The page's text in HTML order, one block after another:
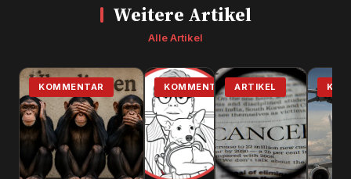
Weitere Artikel
Alle Artikel
KOMMENTAR KOMMENTAR ARTIKEL